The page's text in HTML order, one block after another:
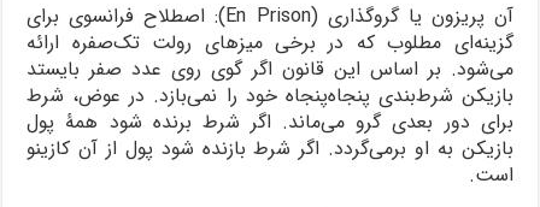
آن پریزون یا گروگذاری (En Prison): اصطلاح فرانسوی برای
گزینه‌ای مطلوب که در برخی میزهای رولت تک‌صفره ارائه
می‌شود. بر اساس این قانون اگر گوی روی عدد صفر بایستد
بازیکن شرط‌بندی پنجاه‌پنجاه خود را نمی‌بازد. در عوض، شرط
برای دور بعدی گرو می‌ماند. اگر شرط برنده شود همۀ پول
بازیکن به او برمی‌گردد. اگر شرط بازنده شود پول از آن کازینو
است.